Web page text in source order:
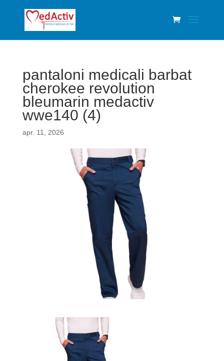
pantaloni medicali barbat
cherokee revolution
bleumarin medactiv
wwe140 (4)
apr. 11, 2026